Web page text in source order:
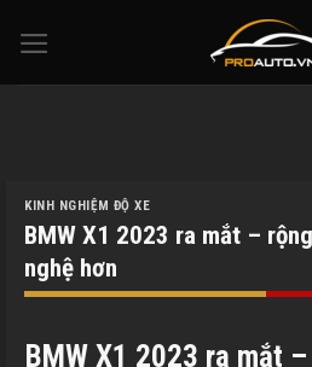
KINH NGHIỆM ĐỘ XE
BMW X1 2023 ra mắt –
nghệ hơn
BMW X1 2023 ra mắt